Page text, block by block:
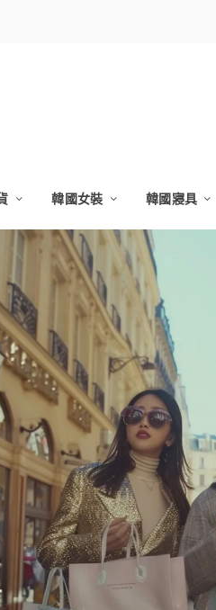
韓國女裝 韓國寢具